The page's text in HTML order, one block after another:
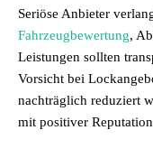
Seriöse Anbieter
Fahrzeugbewertung,
Leistungen sollten
Vorsicht bei
nachträglich reduziert
mit positiver